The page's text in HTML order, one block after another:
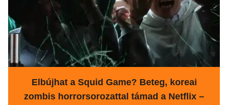
Elbújhat a Squid Game? Beteg, koreai
zombis horrorsorozattal támad a Netflix –